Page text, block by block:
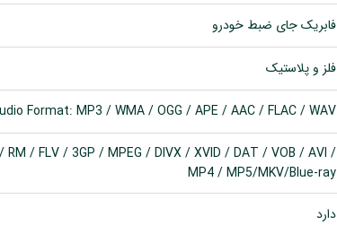
فابریک جای ضبط خودرو
فلز و پلاستیک
Format: MP3 / WMA / OGG / APE / AAC / FLAC / WAV
RM / FLV / 3GP / MPEG / DIVX / XVID / DAT / VOB / AVI /
MP4 / MP5/MKV/Blue-ray
دارد